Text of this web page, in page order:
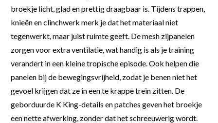
broekje licht, glad en prettig draagbaar is. Tijdens trappen,
knieën en clinchwerk merk je dat het materiaal niet
tegenwerkt, maar juist ruimte geeft. De mesh zijpanelen
zorgen voor extra ventilatie, wat handig is als je training
verandert in een kleine tropische episode. Ook helpen die
panelen bij de bewegingsvrijheid, zodat je benen niet het
gevoel krijgen dat ze in een te krappe trein zitten. De
geborduurde K King-details en patches geven het broekje
een nette afwerking, zonder dat het schreeuwerig wordt.